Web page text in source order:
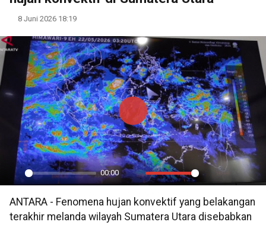
8 Juni 2026 18:19
Play
00:00
Mute Settings
PIP
Play
ANTARA - Fenomena hujan konvektif yang belakangan
terakhir melanda wilayah Sumatera Utara disebabkan